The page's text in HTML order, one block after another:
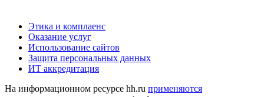
Этика и комплаенс
Оказание услуг
Использование сайтов
Защита персональных данных
ИТ аккредитация
На информационном ресурсе hh.ru применяются